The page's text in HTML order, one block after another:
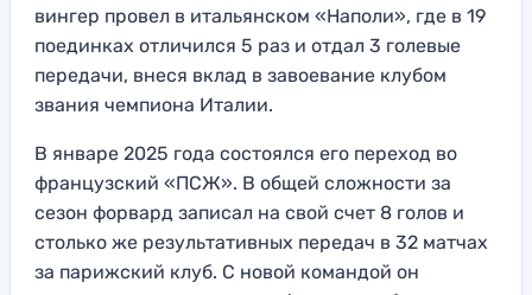
вингер провел в итальянском «Наполи», где в 19
поединках отличился 5 раз и отдал 3 голевые
передачи, внеся вклад в завоевание клубом
звания чемпиона Италии.
В январе 2025 года состоялся его переход во
французский «ПСЖ». В общей сложности за
сезон форвард записал на свой счет 8 голов и
столько же результативных передач в 32 матчах
за парижский клуб. С новой командой он